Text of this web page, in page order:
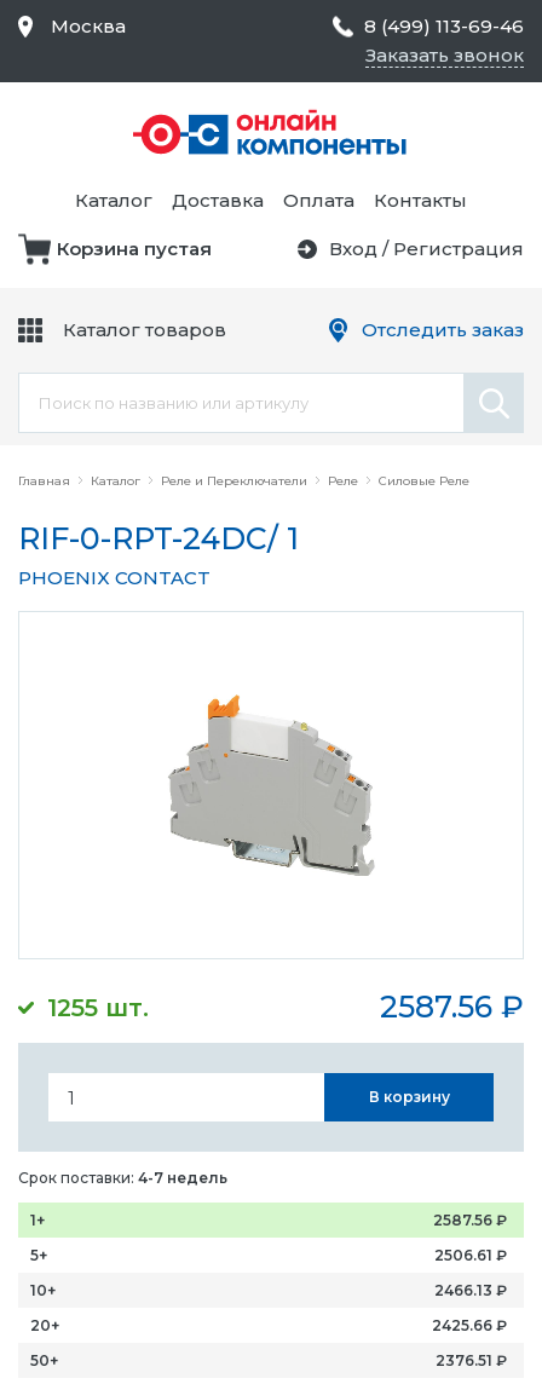
Главная Каталог Реле и Переключатели Реле Силовые Реле
RIF-0-RPT-24DC/ 1
PHOENIX CONTACT
1255 шт. 2587.56 ₽
В корзину
Срок поставки: 4-7 недель
1+ 2587.56 ₽
5+
2506.61 ₽
10+
2466.13 ₽
20+
2425.66 ₽
50+
2376.51 ₽
Москва
8 (499) 113-69-46
Заказать звонок
Каталог Доставка Оплата Контакты
Корзина пустая Вход / Регистрация
Каталог товаров
Средства Контроля
Статического
Электричества и
Безопасности,
Товары для Чистых
Цепи
Оборудование
Отследить заказ